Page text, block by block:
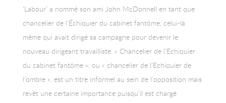
‘Labour’ a nommé son ami John McDonnell en tant que
chancelier de l’Échiquier du cabinet fantôme, celui-là
même qui avait dirigé sa campagne pour devenir le
nouveau dirigeant travailliste. « Chancelier de l’Echiquier
du cabinet fantôme », ou « chancelier de l’Echiquier de
l’ombre », est un titre informel au sein de l’opposition mais
revêt une certaine importance puisqu’il est chargé